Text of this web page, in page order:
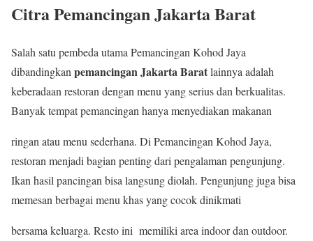
Citra Pemancingan Jakarta Barat
Salah satu pembeda utama Pemancingan Kohod Jaya
dibandingkan pemancingan Jakarta Baratlainnya adalah
keberadaan restoran dengan menu yang serius dan berkualitas.
Banyak tempat pemancingan hanya menyediakan makanan
ringan atau menu sederhana. Di Pemancingan Kohod Jaya,
restoran menjadi bagian penting dari pengalaman pengunjung.
Ikan hasil pancingan bisa langsung diolah. Pengunjung juga bisa
memesan berbagai menu khas yang cocok dinikmati
bersama keluarga. Resto ini memiliki area indoor dan outdoor.